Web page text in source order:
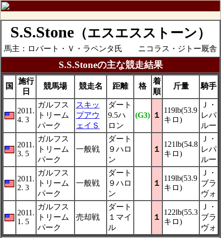
S.S.Stone （エスエスストーン）
馬主：ロバート・Ｖ・ラペンタ氏 ニコラス・ジトー厩舎
S.S.Stoneの主な競走結果
国
施行
日
競馬場 競走名 距離 格
着
順
斤量 騎手
2011.
4. 3
ガルフス
トリーム
パーク
スキッ
プアウ
ェイＳ
ダート
9.5ハ
ロン
(G3) １
119lb(53.9
キロ)
Ｊ・
レパ
ルー
2011.
3. 5
ガルフス
トリーム
パーク
一般戦
ダート
９ハロ
ン
１
121lb(54.8
キロ)
Ｊ・
レパ
ルー
2011.
2. 3
ガルフス
トリーム
パーク
一般戦
ダート
９ハロ
ン
１
119lb(53.9
キロ)
Ｊ・
ブラ
ヴォ
2011.
1. 5
ガルフス
トリーム
パーク
売却戦
ダート
１マイ
ル
１
122lb(55.3
キロ)
Ｊ・
ブラ
ヴォ